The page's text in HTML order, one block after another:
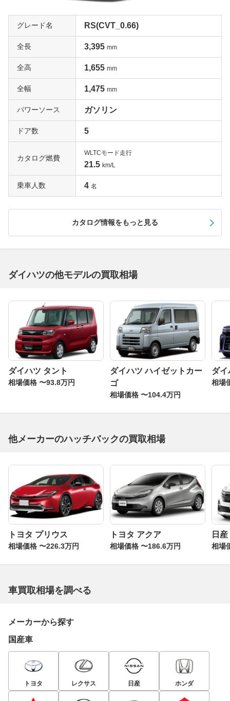
2代目は新規格の適用となった1998年10月にフルモデルチ
ェンジ。衝突安全性の向上を目的とした新規格化だが、ホ
イールベースの延長も含めて居住空間の余裕は増してい
る。どことなくヨーロッパ調のセンスを感じさせるエクス
テリアデザインは、巨匠ジウジアーロ率いるイタルデザイ
ンの手によるもの。標準仕様のエンジンはベーシックな4
5馬力と可変バルブタイミング機構を採用した58馬力仕様
の２タイプを設定。コラムシフトの設定、ベンチシート採
用の特別仕様車「ハローキティ」もラインアップされてい
る。
荷室の使い勝手が向上した3代目ムーヴ
3代目は2002年10月にデビュー。「新スペースフォルム」
いが、ソリッドな面とエッジの効いたボディラインは硬質
としたおかげで居住空間はさらに拡大している。インテリ
トバックを倒すだけでフラットなフロアが得られた。また
ようになった。エンジンはRタイプに3気筒ターボを設
定、メインは58馬力のNAだ。
斬新なワンモーションフォルムを採用した4代目ムーヴ
ムーヴのDNAである「ビッグキャビン＆コンパクトノー
ズ」をさらに進化させたのが2006年10月にデビューした4
代目ムーヴ。4代目はスクエアデザインのライバルに対し
て新しさを印象づけるワンモーションフォルムを採用し
識させないプロポーションを実現。室内長も当時のタント
トップの前後カップルディスタンスを確保している。イン
テリア全体の質感も向上し、アーチシェイプのインパネに
はセンターメーターを装着。キーフリーシステムに対応し
たプッシュボタンスタートシステムを軽では初めて導入
し、さらにリバース連動ドアミラー（軽初）、リバース連
動リヤワイパー、オートライトなど、小型車並みの装備が
用意されていた。
5代目ムーヴの鍵は低燃費
ジでは燃費性能を向上させるためにプラットフォームを一
的でホイールベースの35mm短縮化を行った。搭載される
イドリングシステムの採用も加えてクラストップレベルの
経済性（10・15モード燃費27.0㎞/L）を実現したが、201
2年9月にフルモデルチェンジを行った減速エネルギー回
生機構「エネチャージ」採用のワゴンRにクラスナンバー
1（同28.8㎞/L）の座を奪われている。
グレード名 RS(CVT_0.66)
全長 3,395 mm
全高 1,655 mm
全幅 1,475 mm
パワーソース ガソリン
ドア数 5
カタログ燃費
WLTCモード走行
21.5 km/L
乗車人数 4 名
カタログ情報をもっと見る
ダイハツの他モデルの買取相場
ダイハツ タント
相場価格 〜93.8万円
ダイハツ ハイゼットカー
ゴ
相場価格 〜104.4万円
ダイ
相場
他メーカーのハッチバックの買取相場
トヨタ プリウス
相場価格 〜226.3万円
トヨタ アクア
相場価格 〜186.6万円
日
相場
車買取相場を調べる
メーカーから探す
国産車
トヨタ レクサス 日産 ホンダ